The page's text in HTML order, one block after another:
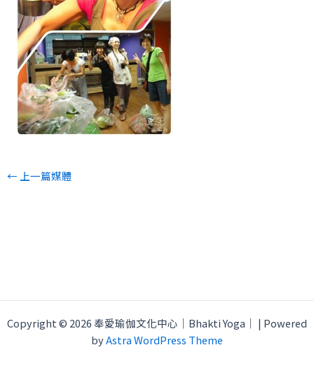
← 上一篇媒體
Copyright © 2026 奉愛瑜伽文化中心｜Bhakti Yoga｜ | Powered
byAstra WordPress Theme